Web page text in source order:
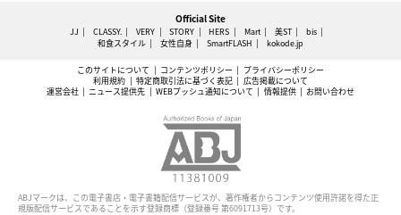
Official Site
JJ CLASSY. VERY STORY HERS Mart 美ST
bis
和食スタイル
女性自身 SmartFLASH kokode.jp
このサイトについて コンテンツポリシー
プライバシーポリシー
利用規約
特定商取引法に基づく表記
広告掲載について
運営会社
ニュース提供先 WEBプッシュ通知について 情報提供 お問い合わせ
ABJマークは、この電子書店・電子書籍配信サービスが、著作権者からコンテンツ使用許諾を得た正
規版配信サービスであることを示す登録商標（登録番号 第6091713号）です。